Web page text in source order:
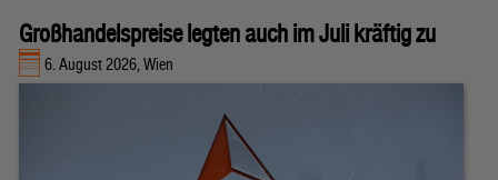
Großhandelspreise legten auch im Juli kräftig zu
6. August 2026, Wien